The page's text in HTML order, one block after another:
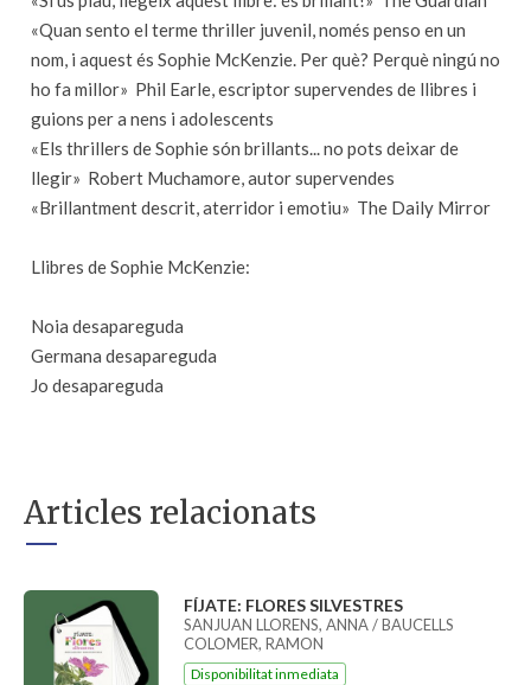
«Quan sento el terme thriller juvenil, només penso en un
nom, i aquest és Sophie McKenzie. Per què? Perquè ningú no
ho fa millor»  Phil Earle, escriptor supervendes de llibres i
guions per a nens i adolescents
«Els thrillers de Sophie són brillants... no pots deixar de
llegir»  Robert Muchamore, autor supervendes
«Brillantment descrit, aterridor i emotiu»  The Daily Mirror
Llibres de Sophie McKenzie:
Noia desapareguda
Germana desapareguda
Jo desapareguda
Articles relacionats
FÍJATE: FLORES SILVESTRES
SANJUAN LLORENS, ANNA / BAUCELLS
COLOMER, RAMON
Disponibilitat inmediata